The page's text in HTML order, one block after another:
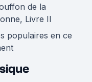
de la
Livre II
populaires en ce